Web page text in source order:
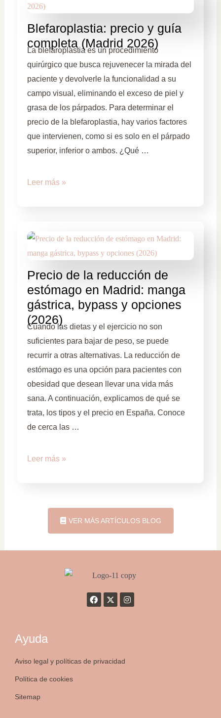
Blefaroplastia: precio y guía
completa (Madrid 2026)
La blefaroplastia es un procedimiento
quirúrgico que busca rejuvenecer la mirada del
paciente y devolverle la funcionalidad a su
campo visual, eliminando el exceso de piel y
grasa de los párpados. Para determinar el
precio de la blefaroplastia, hay varios factores
que intervienen, como si es solo en el párpado
superior, inferior o ambos. ¿Qué …
Leer más »
Precio de la reducción de
estómago en Madrid: manga
gástrica, bypass y opciones
(2026)
Cuando las dietas y el ejercicio no son
suficientes para bajar de peso, se puede
recurrir a otras alternativas. La reducción de
estómago es una opción para pacientes con
obesidad que desean llevar una vida más
sana. A continuación, explicamos de qué se
trata, los tipos y el precio en España. Conoce
de cerca las …
Leer más »
VER MÁS ARTÍCULOS BLOG
Ayuda
Aviso legal y políticas de privacidad
Política de cookies
Sitemap